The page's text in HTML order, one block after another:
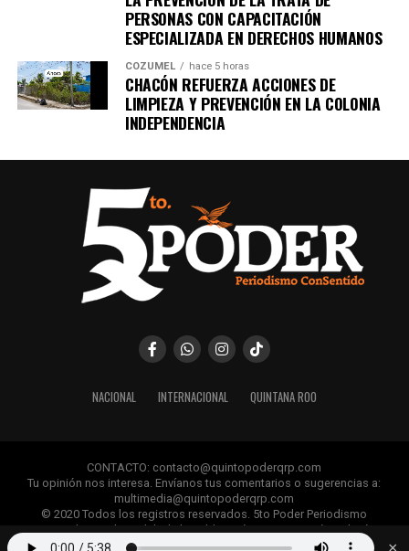
PERSONAS CON CAPACITACIÓN
ESPECIALIZADA EN DERECHOS HUMANOS
COZUMEL hace 5 horas
CHACÓN REFUERZA ACCIONES DE
LIMPIEZA Y PREVENCIÓN EN LA COLONIA
INDEPENDENCIA
NACIONAL INTERNACIONAL QUINTANA ROO
CONTACTO: contacto@quintopoderqrp.com
Tu opinión nos interesa. Envíanos tus comentarios o sugerencias a:
multimedia@quintopoderqrp.com
© 2020 Todos los registros reservados. 5to Poder Periodismo
ConSentido Queda prohibida la publicación, retransmisión, edición y
cualquier uso de los contenidos sin permiso previo.